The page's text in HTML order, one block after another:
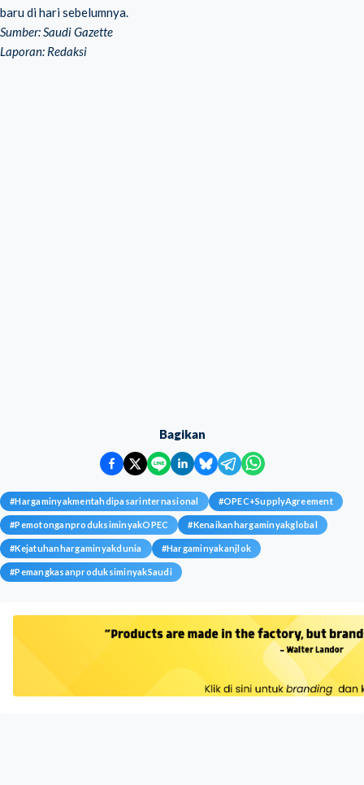
baru di hari sebelumnya.
Sumber: Saudi Gazette
Laporan: Redaksi
Bagikan
#Hargaminyakmentahdipasarinternasional #OPEC+SupplyAgreement
#PemotonganproduksiminyakOPEC #Kenaikanhargaminyakglobal
#Kejatuhanhargaminyakdunia #Hargaminyakanjlok
#PemangkasanproduksiminyakSaudi